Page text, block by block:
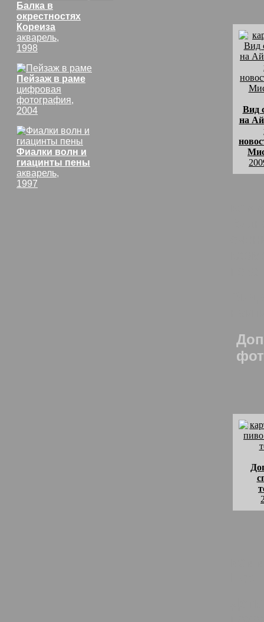
Балка в
окрестностях
Кореиза
акварель,
1998
Пейзаж в раме
цифровая
фотография,
2004
Фиалки волн и
гиацинты пены
акварель,
1997
Вид
на